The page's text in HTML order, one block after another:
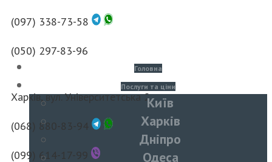
(097) 338-73-58
(050) 297-83-96
Харків, вул. Університетська 2
(068) 880-83-94
(099) 614-17-99
Головна
Послуги та ціни
Київ
Харків
Дніпро
Одеса